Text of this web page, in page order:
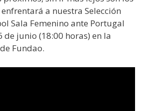
a nuestra Selección
Sala Femenino ante Portugal
de junio (18:00 horas) en la
Fundao.